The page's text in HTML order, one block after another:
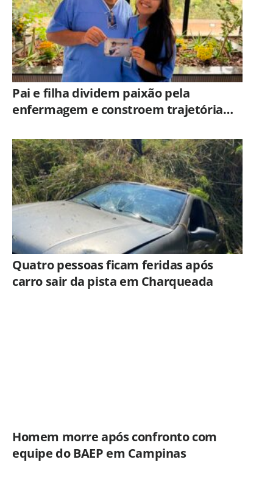
Pai e filha dividem paixão pela
enfermagem e constroem trajetória
Americana
Quatro pessoas ficam feridas após
carro sair da pista em Charqueada
Homem morre após confronto com
equipe do BAEP em Campinas